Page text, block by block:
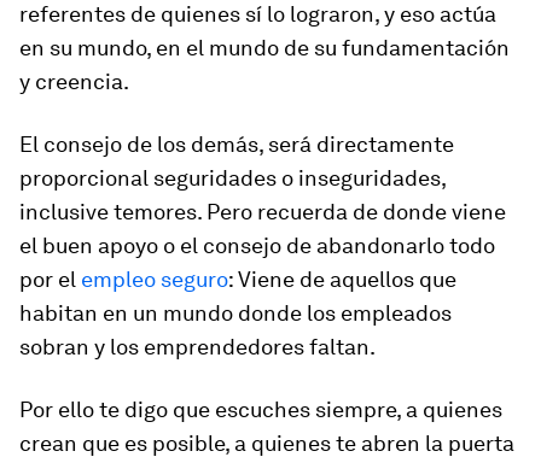
referentes de quienes sí lo lograron, y eso actúa
en su mundo, en el mundo de su fundamentación
y creencia.
El consejo de los demás, será directamente
proporcional seguridades o inseguridades,
inclusive temores. Pero recuerda de donde viene
el buen apoyo o el consejo de abandonarlo todo
por el empleo seguro: Viene de aquellos que
habitan en un mundo donde los empleados
sobran y los emprendedores faltan.
Por ello te digo que escuches siempre, a quienes
crean que es posible, a quienes te abren la puerta